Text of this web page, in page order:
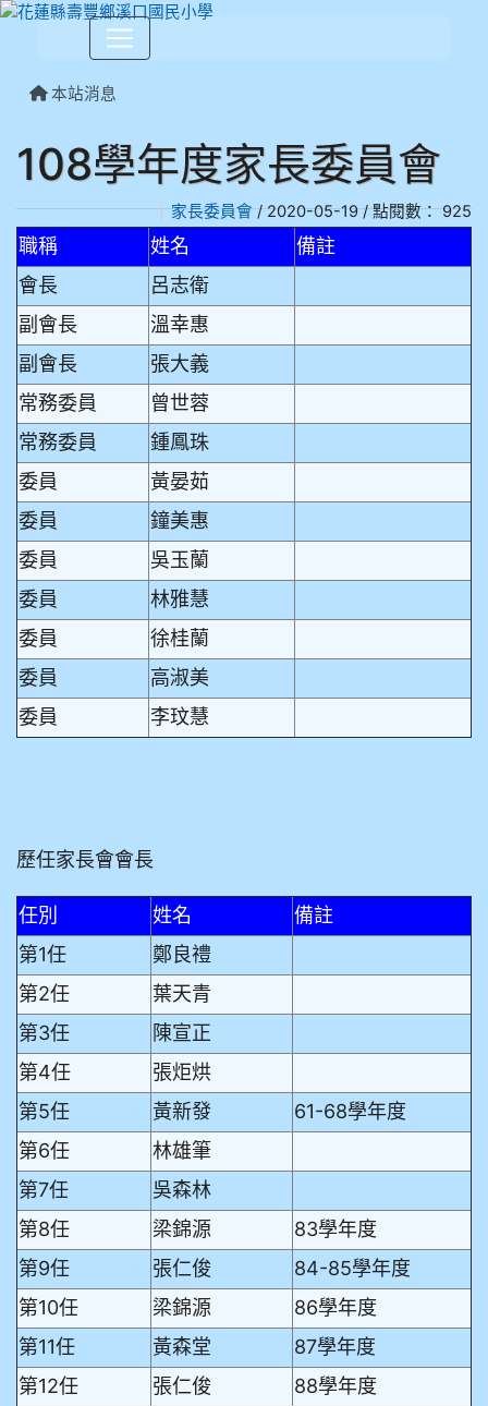
本站消息
108學年度家長委員會
家長委員會/ 2020-05-19 / 點閱數： 925
職稱 姓名
備註
會長
呂志衛
副會長
溫幸惠
副會長
張大義
常務委員
曾世蓉
常務委員
鍾鳳珠
委員
黃晏茹
委員
鐘美惠
委員
吳玉蘭
委員
林雅慧
委員
徐桂蘭
委員
高淑美
委員
李玟慧
歷任家長會會長
任別 姓名
備註
第1任
鄭良禮
第2任
葉天青
第3任
陳宣正
第4任
張炬烘
第5任
黃新發
61-68學年度
第6任
林雄筆
第7任
吳森林
第8任
梁錦源
83學年度
第9任
張仁俊
84-85學年度
第10任
梁錦源
86學年度
第11任
黃森堂
87學年度
第12任
張仁俊
88學年度